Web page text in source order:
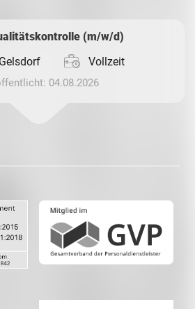
(m/w/d)
Gelsdorf
Vollzeit
04.08.2026